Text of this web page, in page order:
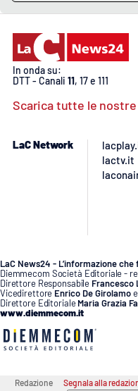
LAC
NETWORK
Lacplay.it
Lactv.it
Laconair.it
Ilreggino.it
Cosenzachannel.it
Ilvibonese.it
In onda su:
DTT - Canali 11, 17 e 111
Scarica tutte le nostre
LaC Network
lactv.it
LaC News24 - L’informazione che
Diemmecom Società Editoriale -
Direttore Responsabile Francesco
Vicedirettore Enrico De Girolamoe
Direttore Editoriale Maria Grazia
www.diemmecom.it
Redazione Segnala alla